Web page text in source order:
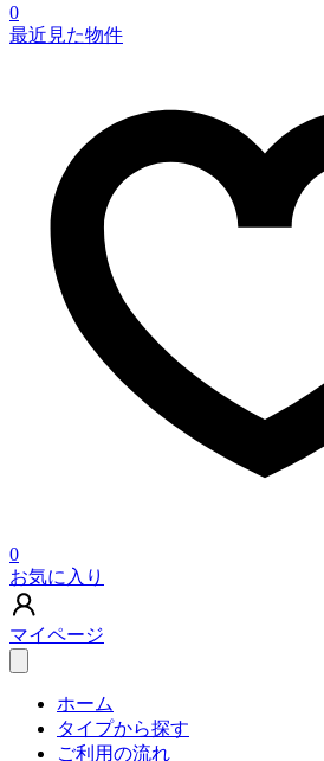
0
最近見た物件
0
お気に入り
マイページ
ホーム
タイプから探す
ご利用の流れ